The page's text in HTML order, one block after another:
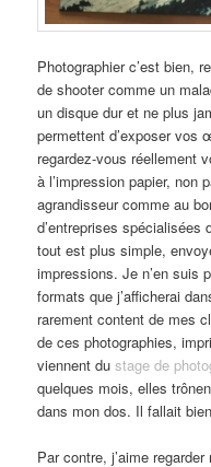
Photographier c’est bien,
de shooter comme un
un disque dur et ne plus
permettent d’exposer vos
regardez-vous réellement
à l’impression papier, non
agrandisseur comme au
d’entreprises
tout est plus simple,
impressions. Je n’en suis
formats que j’afficherai
rarement content de mes
de ces photographies,
viennent dustage de
quelques mois, elles
dans mon dos. Il fallait
Par contre, j’aime